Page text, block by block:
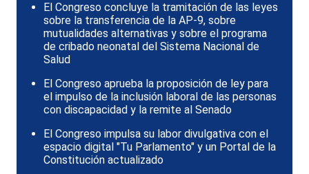
El Congreso concluye la tramitación de las leyes
sobre la transferencia de la AP-9, sobre
mutualidades alternativas y sobre el programa
de cribado neonatal del Sistema Nacional de
Salud
El Congreso aprueba la proposición de ley para
el impulso de la inclusión laboral de las personas
con discapacidad y la remite al Senado
El Congreso impulsa su labor divulgativa con el
espacio digital "Tu Parlamento" y un Portal de la
Constitución actualizado